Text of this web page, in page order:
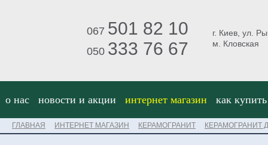
067 501 82 10
050 333 76 67
г. Киев, ул.
м. Кловская
о нас новости и акции интернет магазин как купить
ГЛАВНАЯ ИНТЕРНЕТ МАГАЗИН КЕРАМОГРАНИТ КЕРАМОГРАНИТ